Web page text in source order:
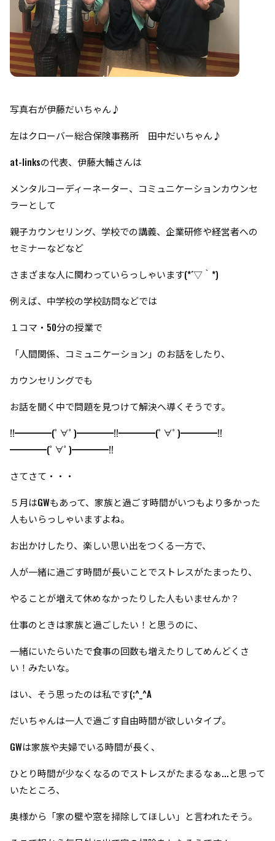
写真右が伊藤だいちゃん♪
左はクローバー総合保険事務所 田中だいちゃん♪
at-linksの代表、伊藤大輔さんは
メンタルコーディーネーター、コミュニケーションカウンセ
ラーとして
親子カウンセリング、学校での講義、企業研修や経営者への
セミナーなどなど
さまざまな人に関わっていらっしゃいます(*´▽｀*)
例えば、中学校の学校訪問などでは
１コマ・50分の授業で
「人間関係、コミュニケーション」のお話をしたり、
カウンセリングでも
お話を聞く中で問題を見つけて解決へ導くそうです。
!!━━━━(ﾟ∀ﾟ)━━━━!!━━━━(ﾟ∀ﾟ)━━━━!!
━━━━(ﾟ∀ﾟ)━━━━!!
さてさて・・・
５月はGWもあって、家族と過ごす時間がいつもより多かった
人もいらっしゃいますよね。
お出かけしたり、楽しい思い出をつくる一方で、
人が一緒に過ごす時間が長いことでストレスがたまったり、
やることが増えて休めなかったりした人もいませんか？
仕事のときは家族と過ごしたい！と思うのに、
一緒にいたらいたで食事の回数も増えたりしてめんどくさ
い！みたいな。
はい、そう思ったのは私です(;^_^A
だいちゃんは一人で過ごす自由時間が欲しいタイプ。
GWは家族や夫婦でいる時間が長く、
ひとり時間が少なくなるのでストレスがたまるなぁ...と思って
いたところ、
奥様から「家の壁や窓を掃除してほしい」と言われたそう。